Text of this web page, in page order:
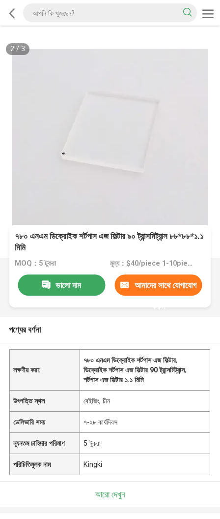
2/ 3
৭৮০ এনএম ডিক্রোইক শর্টপাস এজ ফিল্টার ৯০ ট্রান্সমিট্যান্স ৮৮*৮৮*১.১
মিমি
MOQ：5 টুকরা মূল্য：$40/piece 1-10pieces; $35/piece 11-50pieces; $25/piece >=51pieces
ভালো দাম আমাদের সাথে যোগাযোগ
করুন
পণ্যের বর্ণনা
লক্ষণীয় করা:
৭৮০ এনএম ডিক্রোইক শর্টপাস এজ ফিল্টার,
ডিক্রোইক শর্টপাস এজ ফিল্টার 90 ট্রান্সমিট্যান্স,
শর্টপাস এজ ফিল্টার ১.১ মিমি
উৎপত্তি স্থল বেইজিং, চীন
ডেলিভারি সময় ৭-২৮ কার্যদিবস
ন্যূনতম চাহিদার পরিমাণ 5 টুকরা
পরিচিতিমুলক নাম Kingki
আরো দেখুন